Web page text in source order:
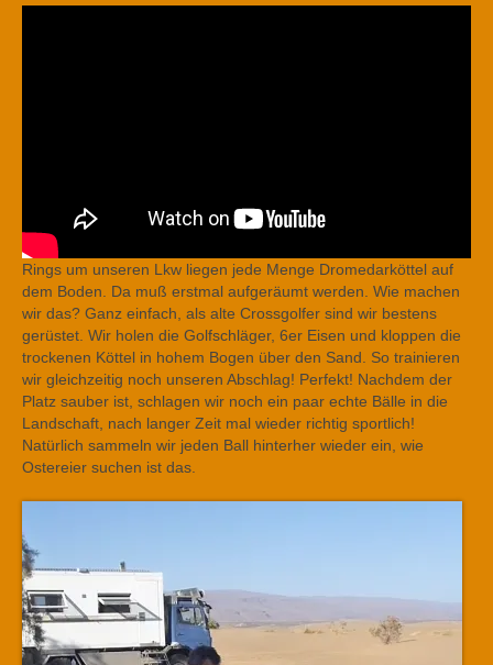
Rings um unseren Lkw liegen jede Menge Dromedarköttel auf
dem Boden. Da muß erstmal aufgeräumt werden. Wie machen
wir das? Ganz einfach, als alte Crossgolfer sind wir bestens
gerüstet. Wir holen die Golfschläger, 6er Eisen und kloppen die
trockenen Köttel in hohem Bogen über den Sand. So trainieren
wir gleichzeitig noch unseren Abschlag! Perfekt! Nachdem der
Platz sauber ist, schlagen wir noch ein paar echte Bälle in die
Landschaft, nach langer Zeit mal wieder richtig sportlich!
Natürlich sammeln wir jeden Ball hinterher wieder ein, wie
Ostereier suchen ist das.